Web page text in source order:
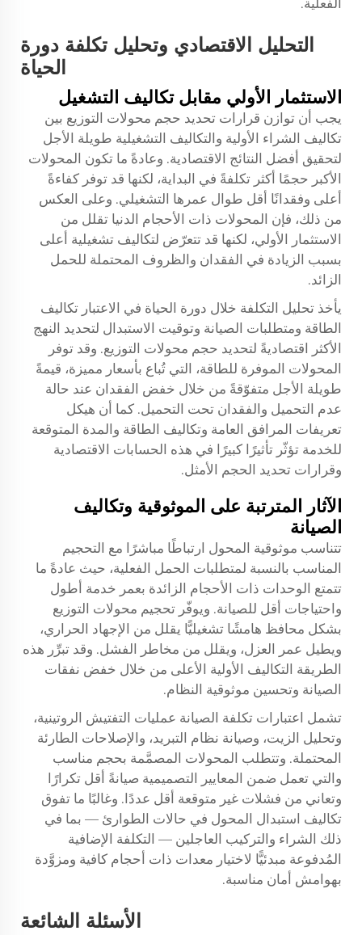
الفعلية.
التحليل الاقتصادي وتحليل تكلفة دورة
الحياة
الاستثمار الأولي مقابل تكاليف التشغيل
يجب أن توازن قرارات تحديد حجم محولات التوزيع بين
تكاليف الشراء الأولية والتكاليف التشغيلية طويلة الأجل
لتحقيق أفضل النتائج الاقتصادية. وعادةً ما تكون المحولات
الأكبر حجمًا أكثر تكلفةً في البداية، لكنها قد توفر كفاءةً
أعلى وفقدانًا أقل طوال عمرها التشغيلي. وعلى العكس
من ذلك، فإن المحولات ذات الأحجام الدنيا تقلل من
الاستثمار الأولي، لكنها قد تتعرّض لتكاليف تشغيلية أعلى
بسبب الزيادة في الفقدان والظروف المحتملة للحمل
الزائد.
يأخذ تحليل التكلفة خلال دورة الحياة في الاعتبار تكاليف
الطاقة ومتطلبات الصيانة وتوقيت الاستبدال لتحديد النهج
الأكثر اقتصاديةً لتحديد حجم محولات التوزيع. وقد توفر
المحولات الموفرة للطاقة، التي تُباع بأسعار مميزة، قيمةً
طويلة الأجل متفوّقةً من خلال خفض الفقدان عند حالة
عدم التحميل والفقدان تحت التحميل. كما أن هيكل
تعريفات المرافق العامة وتكاليف الطاقة والمدة المتوقعة
للخدمة تؤثّر تأثيرًا كبيرًا في هذه الحسابات الاقتصادية
وقرارات تحديد الحجم الأمثل.
الآثار المترتبة على الموثوقية وتكاليف
الصيانة
تتناسب موثوقية المحول ارتباطًا مباشرًا مع التحجيم
المناسب بالنسبة لمتطلبات الحمل الفعلية، حيث عادةً ما
تتمتع الوحدات ذات الأحجام الزائدة بعمر خدمة أطول
واحتياجات أقل للصيانة. ويوفّر تحجيم محولات التوزيع
بشكل محافظ هامشًا تشغيليًّا يقلل من الإجهاد الحراري،
ويطيل عمر العزل، ويقلل من مخاطر الفشل. وقد تبرِّر هذه
الطريقة التكاليف الأولية الأعلى من خلال خفض نفقات
الصيانة وتحسين موثوقية النظام.
تشمل اعتبارات تكلفة الصيانة عمليات التفتيش الروتينية،
وتحليل الزيت، وصيانة نظام التبريد، والإصلاحات الطارئة
المحتملة. وتتطلب المحولات المصمَّمة بحجم مناسب
والتي تعمل ضمن المعايير التصميمية صيانةً أقل تكرارًا
وتعاني من فشلات غير متوقعة أقل عددًا. وغالبًا ما تفوق
تكاليف استبدال المحول في حالات الطوارئ — بما في
ذلك الشراء والتركيب العاجلين — التكلفة الإضافية
المُدفوعة مبدئيًّا لاختيار معدات ذات أحجام كافية ومزوَّدة
بهوامش أمان مناسبة.
الأسئلة الشائعة